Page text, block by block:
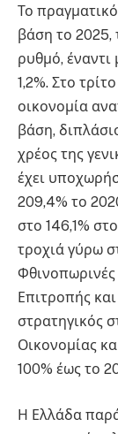
Το
βάση το 2025,
ρυθμό,
1,2%. Στο
οικονομία
βάση,
χρέος της
έχει
209,4% το
στο 146,1%
τροχιά γύρω
Επιτροπής
στρατηγικός
Οικονομίας
100% έως το
Η Ελλάδα